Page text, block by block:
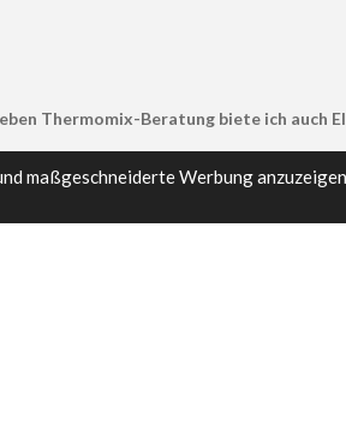
maßgeschneiderte Werbung
Thermomix-Beratung biete ich auch